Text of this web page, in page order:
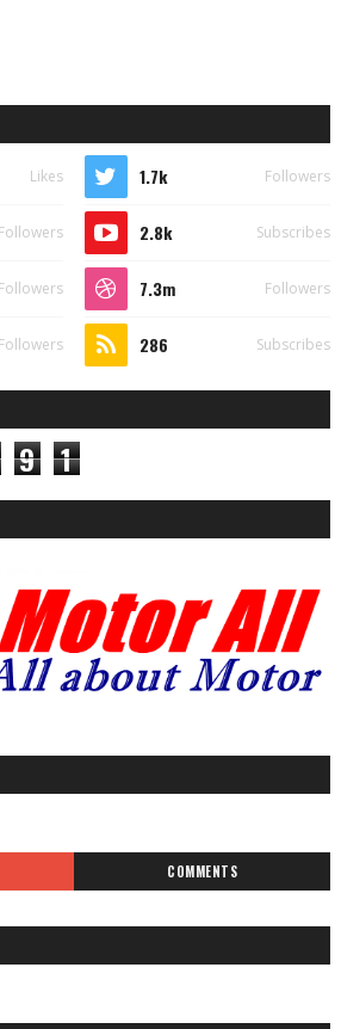
Likes 1.7k Followers
Followers 2.8k Subscribes
Followers 7.3m Followers
Followers 286 Subscribes
9 1
COMMENTS